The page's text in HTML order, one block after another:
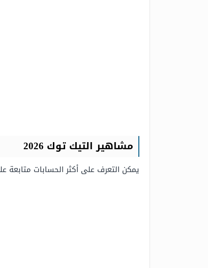
مشاهيرالتيك توك 2026
يمكن التعرف على أكثر الحسابات متابعة على التيك توك في